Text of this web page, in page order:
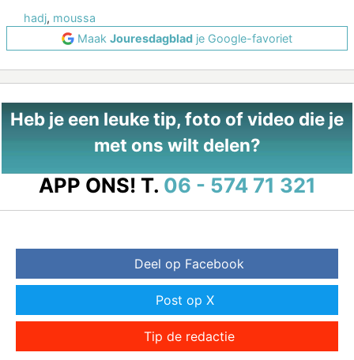
hadj, moussa
Maak Jouresdagblad je Google-favoriet
Heb je een leuke tip, foto of video die je
met ons wilt delen?
APP ONS! T. 06 - 574 71 321
Deel op Facebook
Post op X
Tip de redactie